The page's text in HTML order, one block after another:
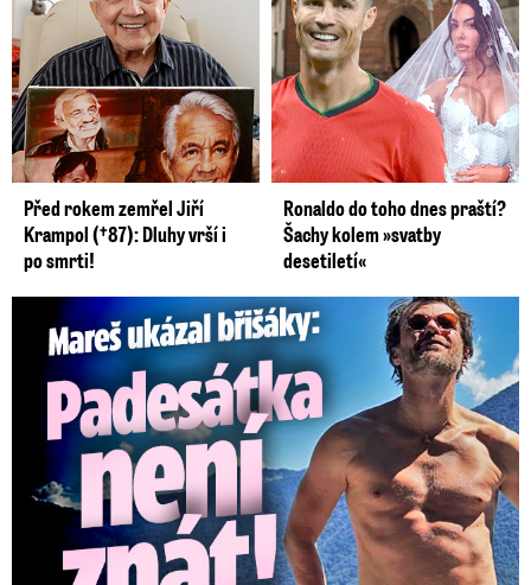
Před rokem zemřel Jiří
Krampol (†87): Dluhy vrší i
po smrti!
Ronaldo do toho dnes praští?
Šachy kolem »svatby
desetiletí«
Mareš v dokonalé formě ukázal břišáky: Padesátka není znát